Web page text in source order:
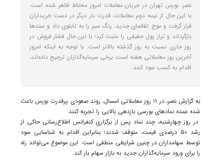
نصر: بورس تهران در جریان معاملات امروز محتاط ظاهر شده است.
با این حال از نیمه دوم معاملات، قدرت بار دیگر در دست خریداران
قرار گرفت و موج تقاضای جدید، رنگ سبز را به تابلوی داد و ستدها
بازگرداند و تراز پول حقیقی را مثبت کرد؛ با این حال فشار فروش در
روز جاری نسبت به روز گذشته بالاتر است. با توجه به اینکه امروز
آخرین روز معاملاتی هفته است، برخی سرمایه‌گذاران ترجیح داده‌اند،
اقدام به کسب سود کنند.
به گزارش نصر، در ۱۱ روز معاملاتی امسال، روند صعودی پرقدرت بورس باعث
شده عمده نمادهای بورسی بازدهی بالایی را تجربه کنند.
در روز چهارشنبه، چند نماد پس از برگزاری کنفرانس اطلاع‌رسانی حاکی از
رشد ۵۰ درصدی قیمت، متوقف شدند؛ بنابراین اقدام به شناسایی سود
توسط سهامداران در چنین شرایطی منطقی است. این موضوع می‌تواند راه
را برای ورود سرمایه‌گذاران جدید به بازار سهام باز کند.